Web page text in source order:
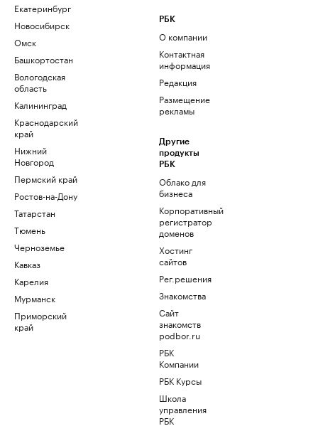
Екатеринбург
Новосибирск
Омск
Башкортостан
Вологодская
область
Калининград
Краснодарский
край
Нижний
Новгород
Пермский край
Ростов-на-Дону
Татарстан
Тюмень
Черноземье
Кавказ
Карелия
Мурманск
Приморский
край
РБК
О компании
Контактная
информация
Редакция
Размещение
рекламы
Другие
продукты
РБК
Облако для
бизнеса
Корпоративный
регистратор
доменов
Хостинг
сайтов
Рег.решения
Знакомства
Сайт
знакомств
podbor.ru
РБК
Компании
РБК Курсы
Школа
управления
РБК